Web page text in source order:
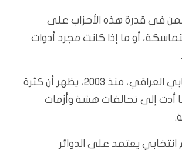
في قدرة هذه الأحزاب على
أو ما إذا كانت مجرد أدوات
والتاريخ الانتخابي العراقي، منذ 2003، يظهر أن كثرة
ما أدت إلى تحالفات هشة وأزمات
يعتمد على الدوائر